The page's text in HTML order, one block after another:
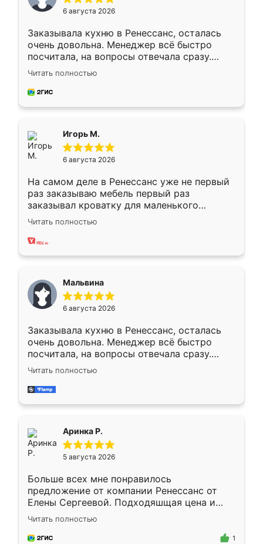
6 августа 2026
Заказывала кухню в Ренессанс, осталась
очень довольна. Менеджер всё быстро
посчитала, на вопросы отвечала сразу.
Замерщик приехал в субботу, подошёл к
делу со всей ответственностью. Собрали
за день, ребята работали аккуратно, даже
Читать полностью
Игорь М.
6 августа 2026
На самом деле в Ренессанс уже не первый
раз заказываю мебель первый раз
заказывал кроватку для маленького
ребёнка при его рождении ,во второй раз
заказал шкаф-купе. По качеству очень
хорошее сборка достаточно быстрая,
меньше, здесь же он более разнообразный.
Мне нравится ,если что-то потребуется из
мебели буду заказывать только здесь.
Читать полностью
Мальвина
6 августа 2026
Заказывала кухню в Ренессанс, осталась
очень довольна. Менеджер всё быстро
посчитала, на вопросы отвечала сразу.
Замерщик приехал в субботу, подошёл к
делу со всей ответственностью. Собрали
за день, ребята работали аккуратно, даже
Читать полностью
Аринка Р.
5 августа 2026
Больше всех мне понравилось
предложение от компании Ренессанс от
Елены Сергеевой. Подходяшщая цена и
короткие сроки изготовления. Приехавший
для замера сотрудник Владислав
предложил по моему эскизу самый
Читать полностью
1